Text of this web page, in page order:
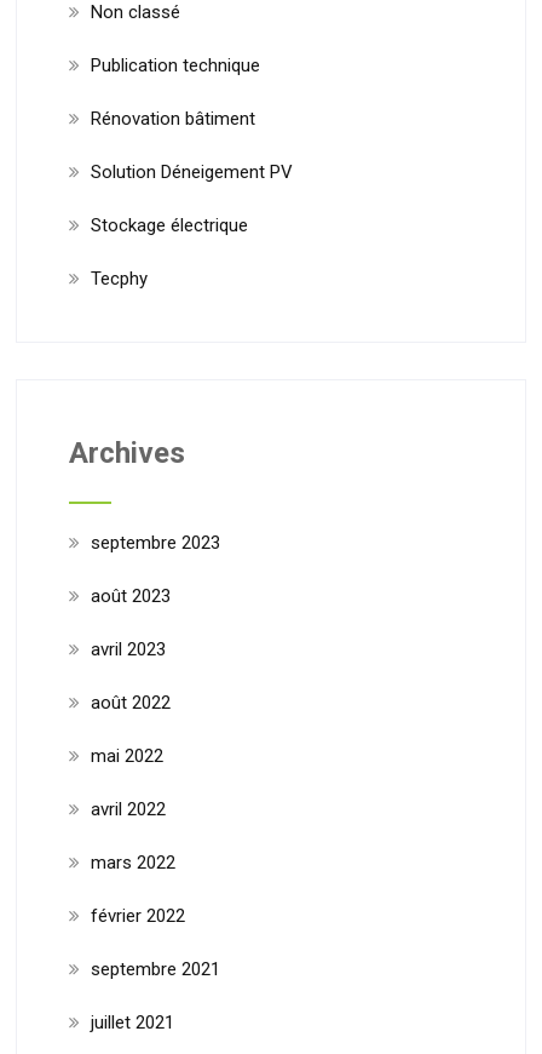
Non classé
Publication technique
Rénovation bâtiment
Solution Déneigement PV
Stockage électrique
Tecphy
Archives
septembre 2023
août 2023
avril 2023
août 2022
mai 2022
avril 2022
mars 2022
février 2022
septembre 2021
juillet 2021